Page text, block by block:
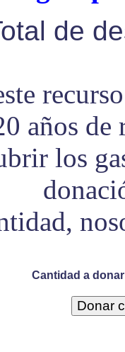
de
años
los
Cantidad a